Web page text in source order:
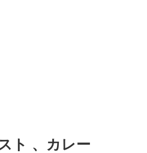
ト 、カレー